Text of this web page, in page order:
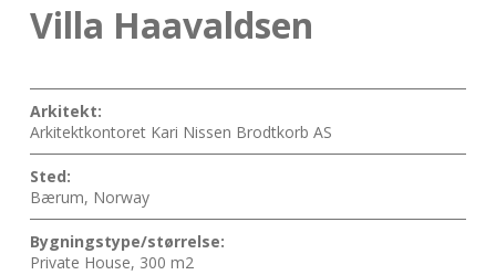
Villa Haavaldsen
Arkitekt:
Arkitektkontoret Kari Nissen Brodtkorb AS
Sted:
Bærum, Norway
Bygningstype/størrelse:
Private House, 300 m2